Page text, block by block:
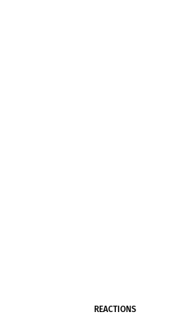
REACTIONS